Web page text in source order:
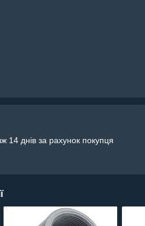
14 днів за рахунок покупця